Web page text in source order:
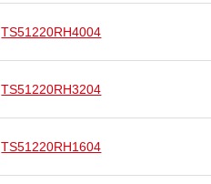
TS51220RH4004
TS51220RH3204
TS51220RH1604